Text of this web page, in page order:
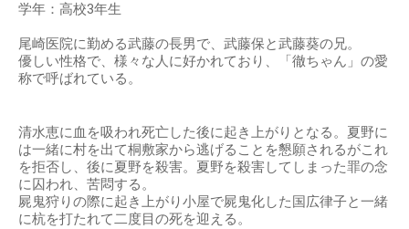
学年：高校3年生
尾崎医院に勤める武藤の長男で、武藤保と武藤葵の兄。
優しい性格で、様々な人に好かれており、「徹ちゃん」の愛
称で呼ばれている。
清水恵に血を吸われ死亡した後に起き上がりとなる。夏野に
は一緒に村を出て桐敷家から逃げることを懇願されるがこれ
を拒否し、後に夏野を殺害。夏野を殺害してしまった罪の念
に囚われ、苦悶する。
屍鬼狩りの際に起き上がり小屋で屍鬼化した国広律子と一緒
に杭を打たれて二度目の死を迎える。